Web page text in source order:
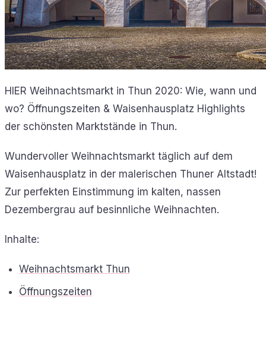
HIER Weihnachtsmarkt in Thun 2020: Wie, wann und
wo? Öffnungszeiten & Waisenhausplatz Highlights
der schönsten Marktstände in Thun.
Wundervoller Weihnachtsmarkt täglich auf dem
Waisenhausplatz in der malerischen Thuner Altstadt!
Zur perfekten Einstimmung im kalten, nassen
Dezembergrau auf besinnliche Weihnachten.
Inhalte:
Weihnachtsmarkt Thun
Öffnungszeiten